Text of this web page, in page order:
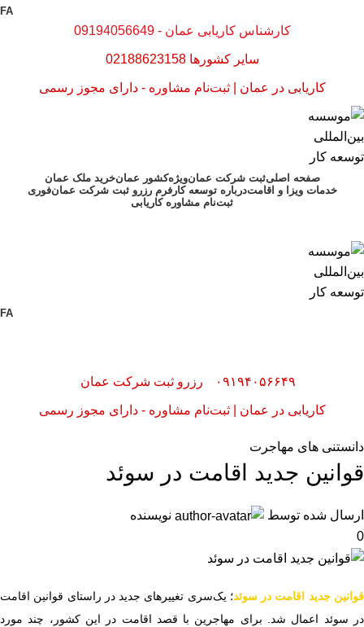
FA
کارشناس کاریابی عمان - 09194056649
سایر کشورها 02188623158
کاریابی در عمان | ثبت‌نام مشاوره - دارای مجوز رسمی
صفحه اصلیثبت شرکت عمانویژهکشور عمانخرید ملک عمان
خدمات ویزا و اقامتدرباره توسعه کارفرم رزرو ثبت شرکت عمانفوری
ثبت‌نام مشاوره کاریابی
FA
۰۹۱۹۴۰۵۶۶۴۹ رزرو ثبت شرکت عمان
کاریابی در عمان | ثبت‌نام مشاوره - دارای مجوز رسمی
دانستنی های مهاجرت
قوانین جدید اقامت در سوئد
ارسال شده توسط
نویسنده
0
قوانین جدید اقامت در سوئد؛ یک‌سری تغییرهای جدید در راستای قوانین اقامت
در سوئد اعمال شد. برای مهاجرین با قصد اقامت در این کشور، چند مورد